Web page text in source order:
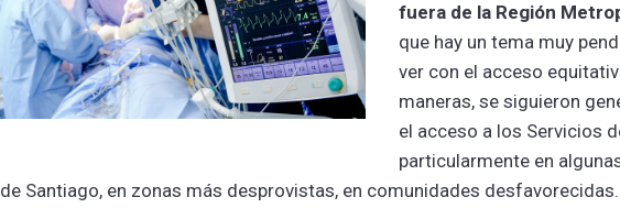
fuera de la Región
que hay un tema muy
ver con el acceso
maneras, se siguieron
el acceso a los Servicios
particularmente en
de Santiago, en zonas más desprovistas, en comunidades